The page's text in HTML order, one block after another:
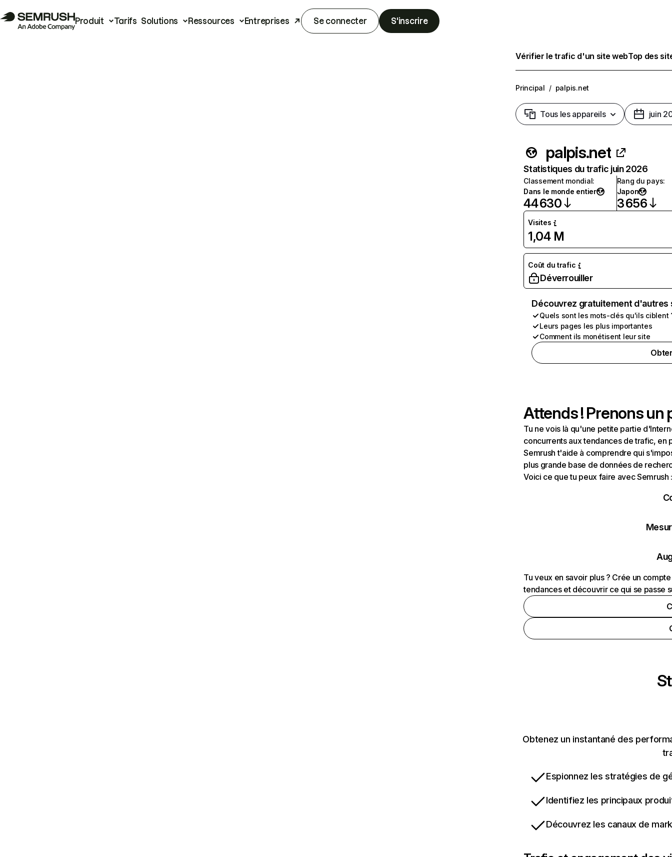
Produit Tarifs Solutions Ressources Entreprises Se connecter S'inscrire
Vérifier le trafic d'un site webTop des
Principal / palpis.net
Tous les appareils juin
palpis.net
Statistiques du trafic juin 2026
Classement mondial:
Dans le monde entier
44 630
Rang du pays:
Japon
3 656
Visites
1,04 M
Coût du trafic
Déverrouiller
Découvrez gratuitement
Quels sont les mots-clés qu'ils ciblent
Leurs pages les plus importantes
Comment ils monétisent leur site
Attends ! Prenons un
Tu ne vois là qu'une petite partie
concurrents aux tendances de trafic, en
Semrush t'aide à comprendre qui
plus grande base de données de
Voici ce que tu peux faire avec Semrush
Tu veux en savoir plus ? Crée un
tendances et découvrir ce qui se passe
Obtenez un instantané des
Espionnez les stratégies de
Identifiez les principaux
Découvrez les canaux de